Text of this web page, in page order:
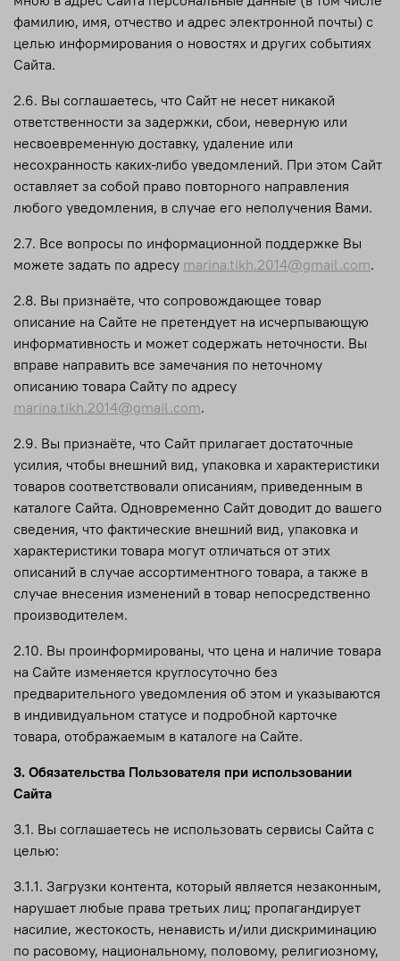
фамилию, имя, отчество и адрес электронной почты) с
целью информирования о новостях и других событиях
Сайта.
2.6. Вы соглашаетесь, что Сайт не несет никакой
ответственности за задержки, сбои, неверную или
несвоевременную доставку, удаление или
несохранность каких-либо уведомлений. При этом Сайт
оставляет за собой право повторного направления
любого уведомления, в случае его неполучения Вами.
2.7. Все вопросы по информационной поддержке Вы
можете задать по адресу marina.tikh.2014@gmail.com.
2.8. Вы признаёте, что сопровождающее товар
описание на Сайте не претендует на исчерпывающую
информативность и может содержать неточности. Вы
вправе направить все замечания по неточному
описанию товара Сайту по адресу
marina.tikh.2014@gmail.com.
2.9. Вы признаёте, что Сайт прилагает достаточные
усилия, чтобы внешний вид, упаковка и характеристики
товаров соответствовали описаниям, приведенным в
каталоге Сайта. Одновременно Сайт доводит до вашего
сведения, что фактические внешний вид, упаковка и
характеристики товара могут отличаться от этих
описаний в случае ассортиментного товара, а также в
случае внесения изменений в товар непосредственно
производителем.
2.10. Вы проинформированы, что цена и наличие товара
на Сайте изменяется круглосуточно без
предварительного уведомления об этом и указываются
в индивидуальном статусе и подробной карточке
товара, отображаемым в каталоге на Сайте.
3. Обязательства Пользователя при использовании
Сайта
3.1. Вы соглашаетесь не использовать сервисы Сайта с
целью:
3.1.1. Загрузки контента, который является незаконным,
нарушает любые права третьих лиц; пропагандирует
насилие, жестокость, ненависть и/или дискриминацию
по расовому, национальному, половому, религиозному,